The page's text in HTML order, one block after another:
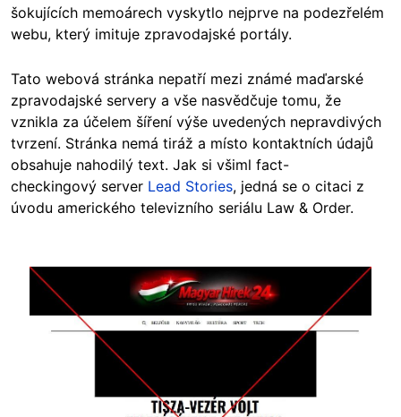
šokujících memoárech vyskytlo nejprve na podezřelém
webu, který imituje zpravodajské portály.
Tato webová stránka nepatří mezi známé maďarské
zpravodajské servery a vše nasvědčuje tomu, že
vznikla za účelem šíření výše uvedených nepravdivých
tvrzení. Stránka nemá tiráž a místo kontaktních údajů
obsahuje nahodilý text. Jak si všiml fact-
checkingový server Lead Stories, jedná se o citaci z
úvodu amerického televizního seriálu Law & Order.
Image